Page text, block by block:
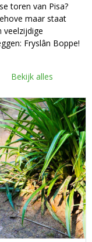
toren van Pisa?
maar staat
veelzijdige
Fryslân Boppe!
Bekijk alles